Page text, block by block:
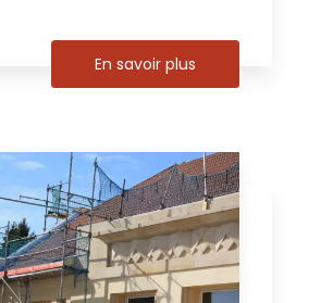
En savoir plus